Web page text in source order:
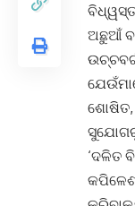
ଅଛୁଆଁ
ଶୋଷିତ,
‘ଦଳିତ